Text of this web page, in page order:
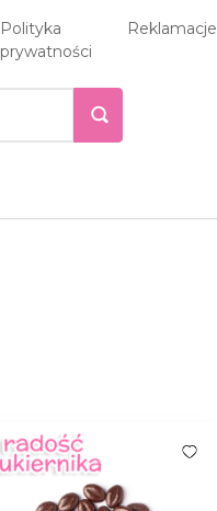
Polityka
prywatności
Reklamacje